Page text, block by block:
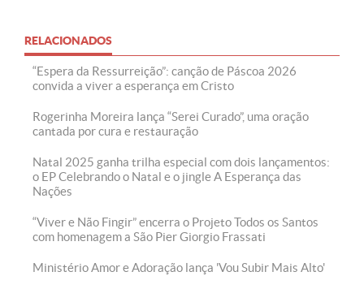
RELACIONADOS
“Espera da Ressurreição”: canção de Páscoa 2026
convida a viver a esperança em Cristo
Rogerinha Moreira lança “Serei Curado”, uma oração
cantada por cura e restauração
Natal 2025 ganha trilha especial com dois lançamentos:
o EP Celebrando o Natal e o jingle A Esperança das
Nações
“Viver e Não Fingir” encerra o Projeto Todos os Santos
com homenagem a São Pier Giorgio Frassati
Ministério Amor e Adoração lança 'Vou Subir Mais Alto'